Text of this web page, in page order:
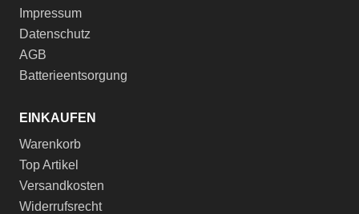
Impressum
Datenschutz
AGB
Batterieentsorgung
EINKAUFEN
Warenkorb
Top Artikel
Versandkosten
Widerrufsrecht